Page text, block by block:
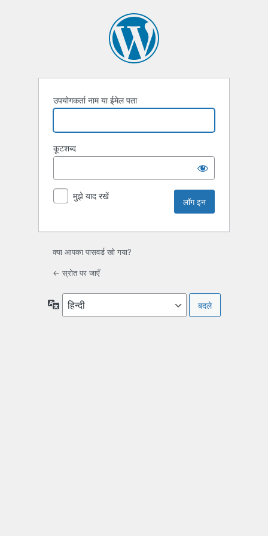
उपयोगकर्ता नाम या ईमेल पता
कूटशब्द
मुझे याद रखें
क्या आपका पासवर्ड खो गया?
← स्रोत पर जाएँ
भाषा